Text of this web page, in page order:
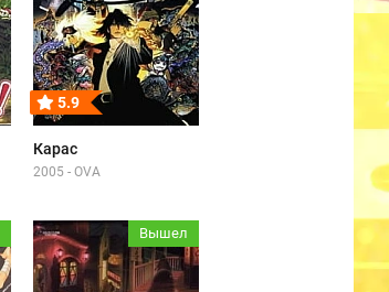
5.9
Карас
2005 - OVA
Вышел